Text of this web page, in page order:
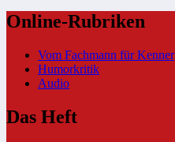
Online-Rubriken
Vom Fachmann für Kenner
Humorkritik
Audio
Das Heft